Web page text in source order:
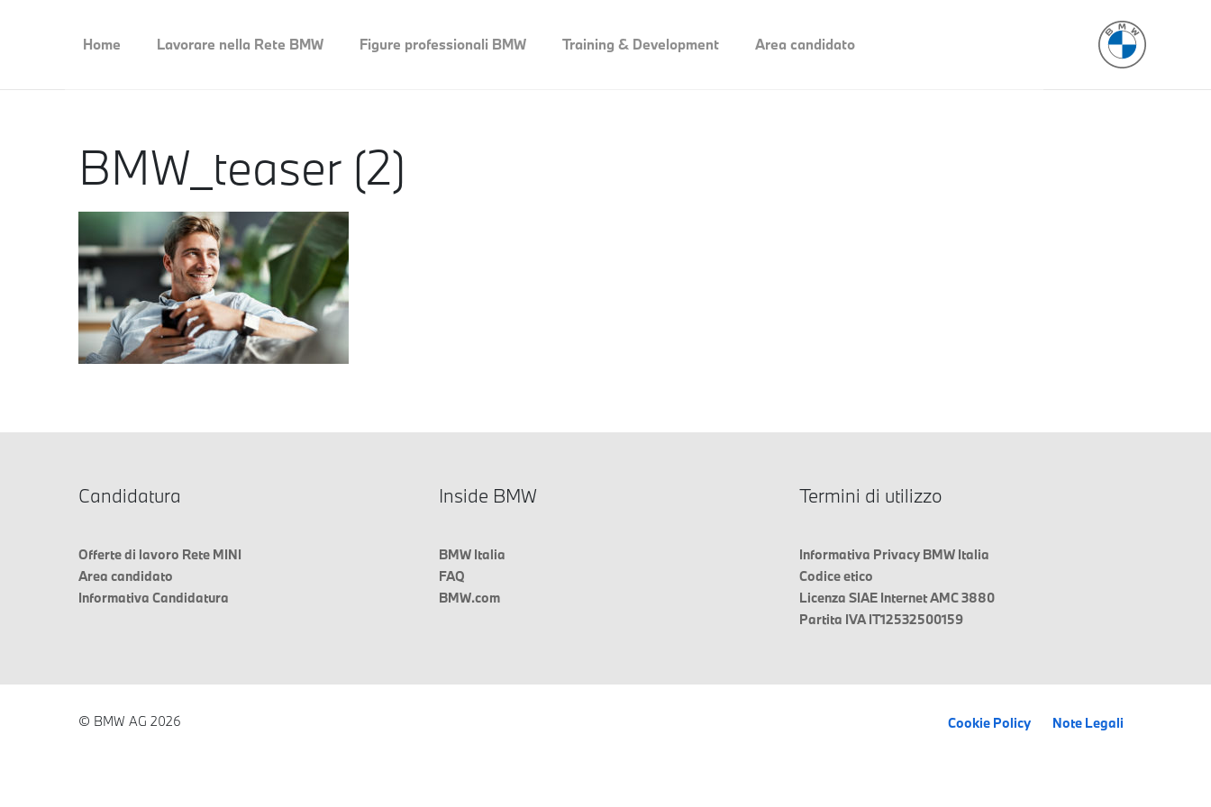
Home Lavorare nella Rete BMW Figure professionali BMW Training & Development Area candidato
BMW_teaser (2)
Candidatura
Offerte di lavoro Rete MINI
Area candidato
Informativa Candidatura
Inside BMW
BMW Italia
FAQ
BMW.com
Termini di utilizzo
Informativa Privacy BMW Italia
Codice etico
Licenza SIAE Internet AMC 3880
Partita IVA IT12532500159
© BMW AG 2026 Cookie Policy Note Legali